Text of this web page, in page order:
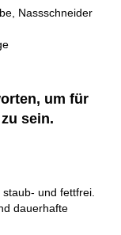
Nassschneider
um für
sein.
und fettfrei.
dauerhafte